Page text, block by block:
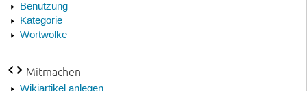
Benutzung
Kategorie
Wortwolke
Mitmachen